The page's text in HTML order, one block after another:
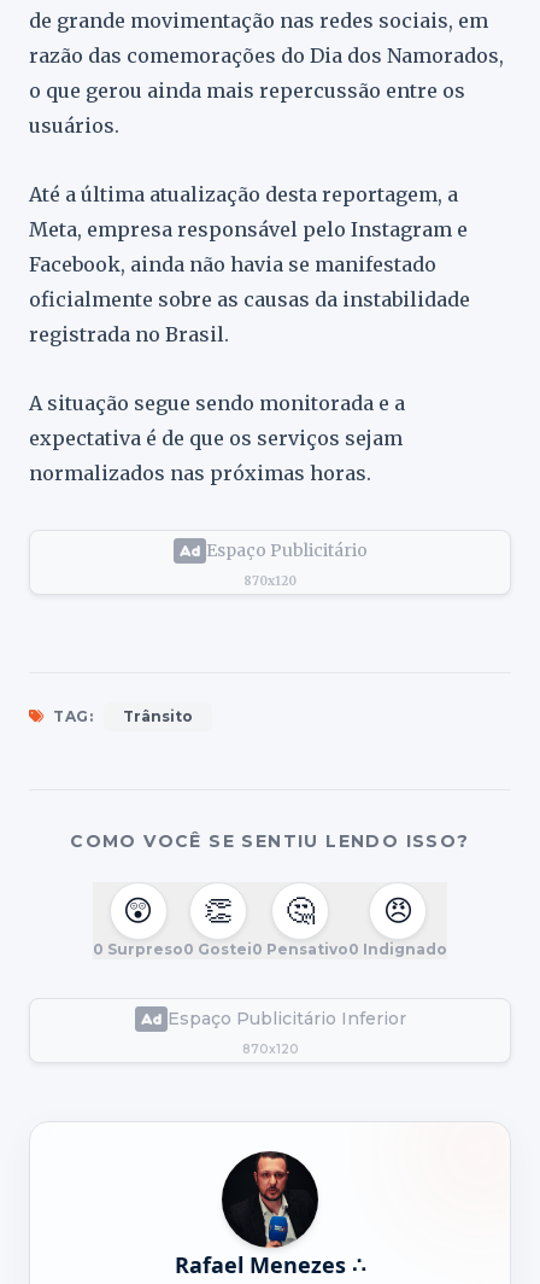
de grande movimentação nas redes sociais, em
razão das comemorações do Dia dos Namorados,
o que gerou ainda mais repercussão entre os
usuários.
Até a última atualização desta reportagem, a
Meta, empresa responsável pelo Instagram e
Facebook, ainda não havia se manifestado
oficialmente sobre as causas da instabilidade
registrada no Brasil.
A situação segue sendo monitorada e a
expectativa é de que os serviços sejam
normalizados nas próximas horas.
Espaço Publicitário
870x120
TAG: Trânsito
COMO VOCÊ SE SENTIU LENDO ISSO?
😲
0 Surpreso
👏
0 Gostei
🤔
0 Pensativo
😠
0 Indignado
Espaço Publicitário Inferior
870x120
Rafael Menezes ∴